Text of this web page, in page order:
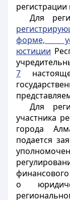
Для
форме,
юстиции
7
Для
участника
города
подается
о